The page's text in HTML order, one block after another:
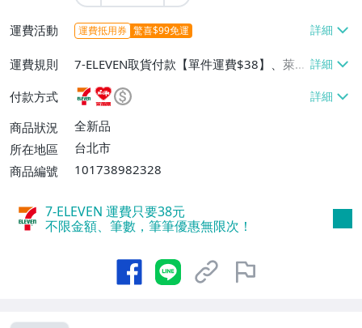
運費活動 運費抵用券 驚喜$99免運
運費規則
7-ELEVEN取貨付款【單件運費$38】、萊爾
富取貨付款【單件運費$60】、宅配/貨運
【單件運費$130】
付款方式
商品狀況
全新品
所在地區
台北市
商品編號
101738982328
7-ELEVEN 運費只要38元
不限金額、筆數，筆筆優惠無限次！